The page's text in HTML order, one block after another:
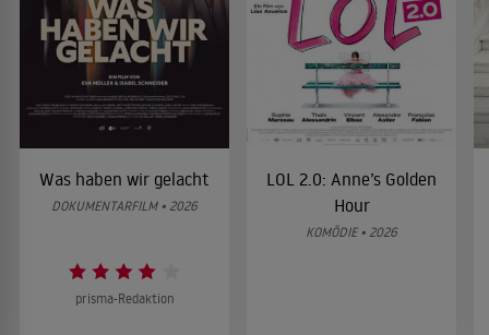
Was haben wir gelacht
DOKUMENTARFILM • 2026
prisma-Redaktion
LOL 2.0: Anne’s Golden
Hour
KOMÖDIE • 2026